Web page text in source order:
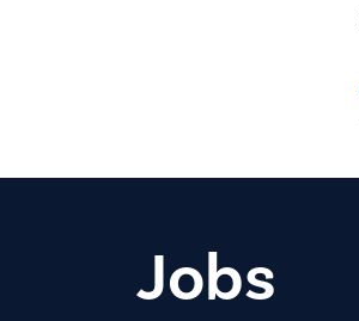
Jobs